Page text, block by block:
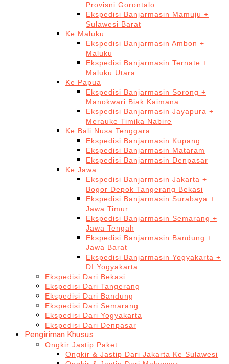
Provisni Gorontalo
Ekspedisi Banjarmasin Mamuju +
Sulawesi Barat
Ke Maluku
Ekspedisi Banjarmasin Ambon +
Maluku
Ekspedisi Banjarmasin Ternate +
Maluku Utara
Ke Papua
Ekspedisi Banjarmasin Sorong +
Manokwari Biak Kaimana
Ekspedisi Banjarmasin Jayapura +
Merauke Timika Nabire
Ke Bali Nusa Tenggara
Ekspedisi Banjarmasin Kupang
Ekspedisi Banjarmasin Mataram
Ekspedisi Banjarmasin Denpasar
Ke Jawa
Ekspedisi Banjarmasin Jakarta +
Bogor Depok Tangerang Bekasi
Ekspedisi Banjarmasin Surabaya +
Jawa Timur
Ekspedisi Banjarmasin Semarang +
Jawa Tengah
Ekspedisi Banjarmasin Bandung +
Jawa Barat
Ekspedisi Banjarmasin Yogyakarta +
DI Yogyakarta
Ekspedisi Dari Bekasi
Ekspedisi Dari Tangerang
Ekspedisi Dari Bandung
Ekspedisi Dari Semarang
Ekspedisi Dari Yogyakarta
Ekspedisi Dari Denpasar
Pengiriman Khusus
Ongkir Jastip Paket
Ongkir & Jastip Dari Jakarta Ke Sulawesi